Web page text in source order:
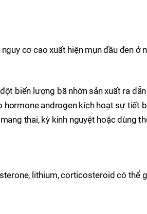
cơ cao xuất hiện mụn đầu đen ở
biến lượng bã nhờn sản xuất ra
hormone androgen kích hoạt sự tiết
thai, kỳ kinh nguyệt hoặc dùng
lithium, corticosteroid có thể